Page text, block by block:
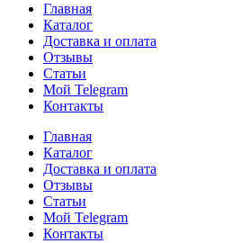
Главная
Каталог
Доставка и оплата
Отзывы
Статьи
Мой Telegram
Контакты
Главная
Каталог
Доставка и оплата
Отзывы
Статьи
Мой Telegram
Контакты